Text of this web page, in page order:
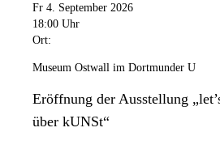
Fr 4. September 2026
18:00 Uhr
Ort:
Museum Ostwall im Dortmunder U
Eröffnung der Ausstellung
über kUNSt“